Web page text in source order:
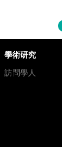
學術研究
訪問學人